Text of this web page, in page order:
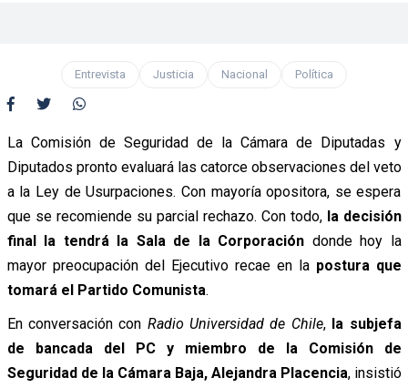
Entrevista Justicia Nacional Política
La Comisión de Seguridad de la Cámara de Diputadas y
Diputados pronto evaluará las catorce observaciones del veto
a la Ley de Usurpaciones. Con mayoría opositora, se espera
que se recomiende su parcial rechazo. Con todo, la decisión
final la tendrá la Sala de la Corporación donde hoy la
mayor preocupación del Ejecutivo recae en la postura que
tomará el Partido Comunista.
En conversación con Radio Universidad de Chile, la subjefa
de bancada del PC y miembro de la Comisión de
Seguridad de la Cámara Baja, Alejandra Placencia, insistió